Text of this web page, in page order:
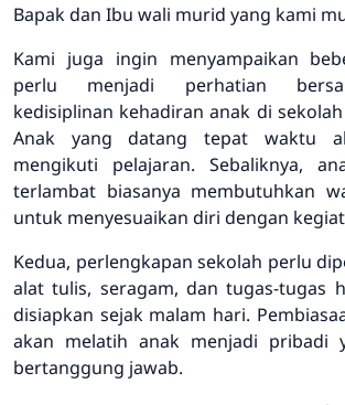
Bapak dan Ibu wali murid yang kami
Kami juga ingin menyampaikan
perlu menjadi perhatian
kedisiplinan kehadiran anak di
Anak yang datang tepat waktu
mengikuti pelajaran. Sebaliknya,
terlambat biasanya membutuhkan
untuk menyesuaikan diri dengan
Kedua, perlengkapan sekolah perlu
alat tulis, seragam, dan tugas-tugas
disiapkan sejak malam hari.
akan melatih anak menjadi pribadi
bertanggung jawab.